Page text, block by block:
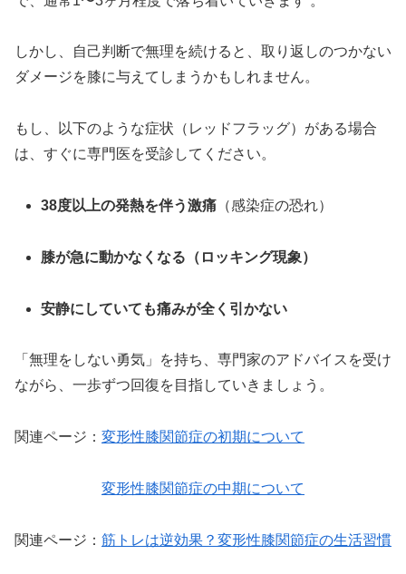
しかし、自己判断で無理を続けると、取り返しのつかない
ダメージを膝に与えてしまうかもしれません。
もし、以下のような症状（レッドフラッグ）がある場合
は、すぐに専門医を受診してください。
38度以上の発熱を伴う激痛 （感染症の恐れ）
膝が急に動かなくなる（ロッキング現象）
安静にしていても痛みが全く引かない
「無理をしない勇気」を持ち、専門家のアドバイスを受け
ながら、一歩ずつ回復を目指していきましょう。
関連ページ： 変形性膝関節症の初期について
変形性膝関節症の中期について
関連ページ： 筋トレは逆効果？変形性膝関節症の生活習慣